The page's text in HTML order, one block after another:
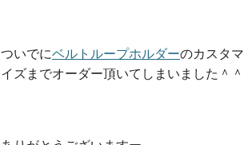
ついでにベルトループホルダーのカスタマ
イズまでオーダー頂いてしまいました＾＾